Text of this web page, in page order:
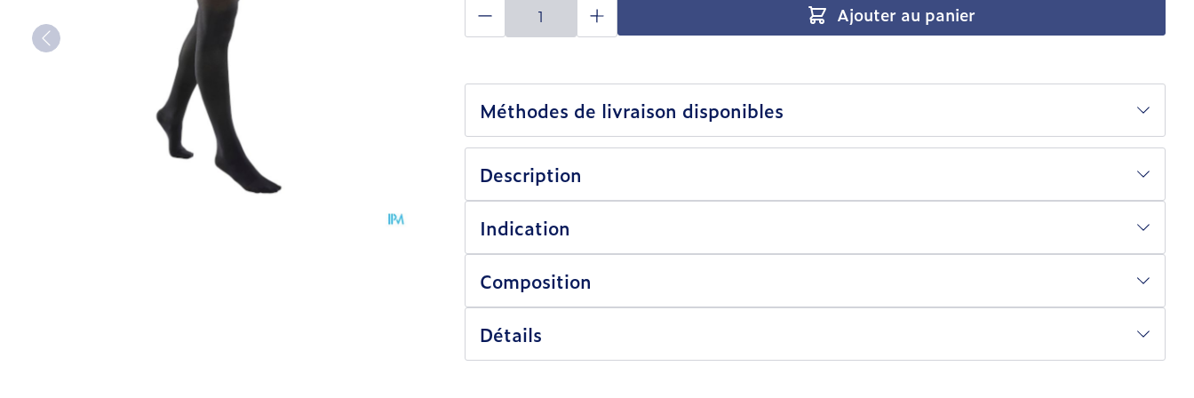
Ajouter au panier
Méthodes de livraison disponibles
Description
Indication
Composition
Détails